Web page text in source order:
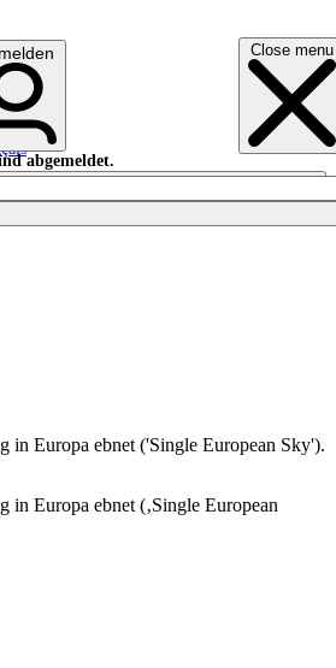
Close menu
abgemeldet.
Anmelden
in Europa ebnet ('Single European Sky').
in Europa ebnet (‚Single European